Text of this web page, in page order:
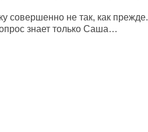
совершенно не так, как прежде.
знает только Саша…